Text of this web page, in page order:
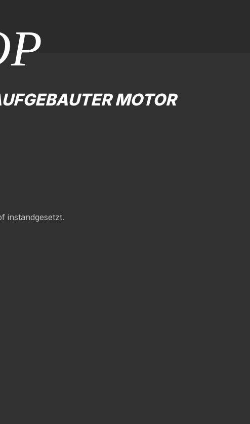
MOTOR
instandgesetzt.